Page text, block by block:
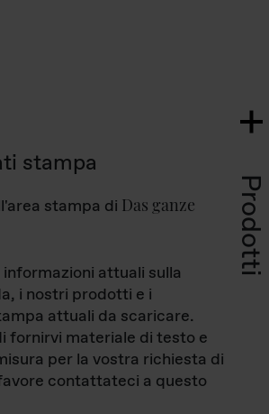
Prodotti
stampa
stampa di Das ganze
attuali sulla
i nostri prodotti e i
attuali da scaricare.
fornirvi materiale di testo e
per la vostra richiesta di
contattateci a questo